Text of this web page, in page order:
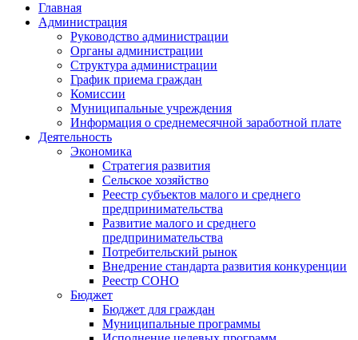
Главная
Администрация
Руководство администрации
Органы администрации
Структура администрации
График приема граждан
Комиссии
Муниципальные учреждения
Информация о среднемесячной заработной плате
Деятельность
Экономика
Стратегия развития
Сельское хозяйство
Реестр субъектов малого и среднего
предпринимательства
Развитие малого и среднего
предпринимательства
Потребительский рынок
Внедрение стандарта развития конкуренции
Реестр СОНО
Бюджет
Бюджет для граждан
Муниципальные программы